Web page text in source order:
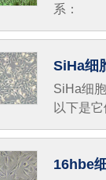
系：
SiHa细
SiHa细
以下是
16hbe